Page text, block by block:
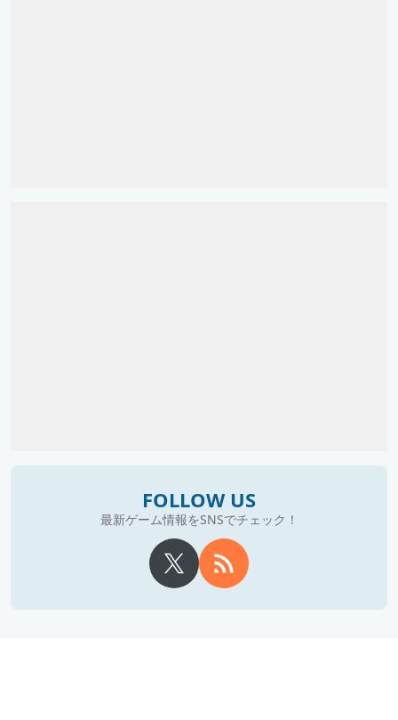
FOLLOW US
最新ゲーム情報をSNSでチェック！